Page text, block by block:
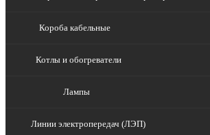
Короба кабельные
Котлы и обогреватели
Лампы
Линии электропередач (ЛЭП)